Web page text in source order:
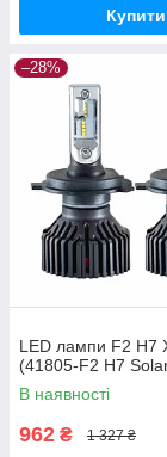
Купити
–28%
LED лампи F2 H7
(41805-F2 H7
В наявності
962 ₴ 1 327 ₴